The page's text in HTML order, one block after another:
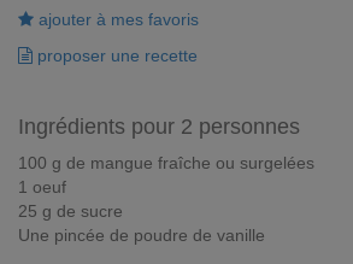
ajouter à mes favoris
proposer une recette
Ingrédients pour 2 personnes
100 g de mangue fraîche ou surgelées
1 oeuf
25 g de sucre
Une pincée de poudre de vanille